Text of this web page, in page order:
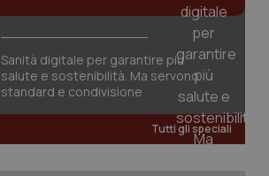
Sanità digitale per garantire più
salute e sostenibilità. Ma servono
standard e condivisione
Tutti gli speciali